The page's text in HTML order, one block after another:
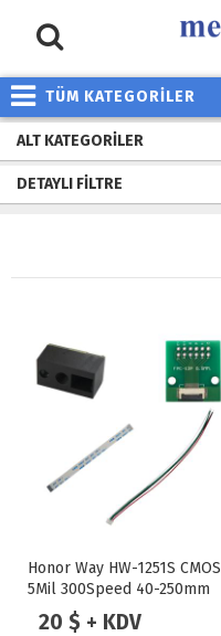
TÜM KATEGORİLER
ALT KATEGORILER
DETAYLI FILTRE
Honor Way HW-1251S CMOS
5Mil 300Speed 40-250mm
TTL QR Barkod Scanner
20 $ + KDV